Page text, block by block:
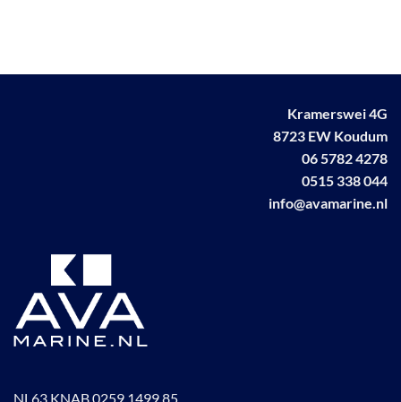
Kramerswei 4G
8723 EW Koudum
06 5782 4278
0515 338 044
info@avamarine.nl
NL63 KNAB 0259 1499 85